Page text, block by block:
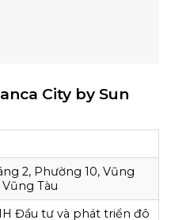
City by Sun
2, Phường 10, Vũng
Vũng Tàu
Đầu tư và phát triển đô